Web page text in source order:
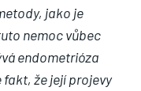
jako je
nemoc vůbec
endometrióza
že její projevy